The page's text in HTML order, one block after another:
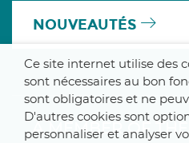
NOUVEAUTÉS
A MEMBER OF
Ce site internet utilise des
sont nécessaires au bon
sont obligatoires et ne
D'autres cookies sont
personnaliser et analyser